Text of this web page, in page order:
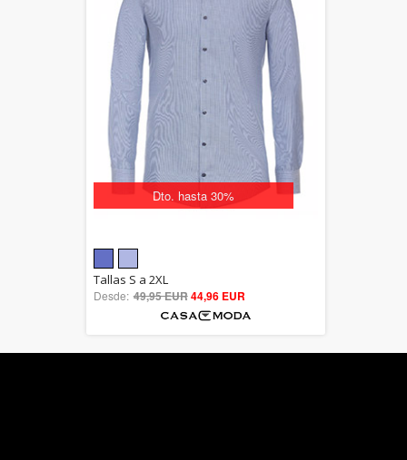
Dto. hasta 30%
out of 5
Tallas S a 2XL
Desde: 49,95 EUR44,96 EUR